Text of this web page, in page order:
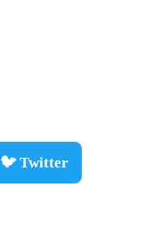
🐦 Twitter